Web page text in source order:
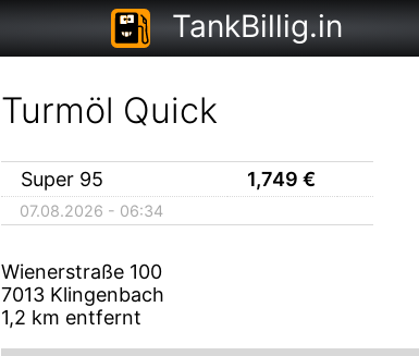
TankBillig.in
Turmöl Quick
Super 95 1,749 €
07.08.2026 - 06:34
Wienerstraße 100
7013 Klingenbach
1,2 km entfernt